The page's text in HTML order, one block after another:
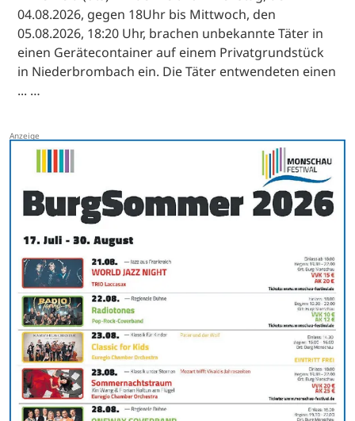
04.08.2026, gegen 18Uhr bis Mittwoch, den
05.08.2026, 18:20 Uhr, brachen unbekannte Täter in
einen Gerätecontainer auf einem Privatgrundstück
in Niederbrombach ein. Die Täter entwendeten einen
... …